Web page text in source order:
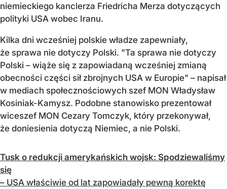
niemieckiego kanclerza Friedricha Merza dotyczących
polityki USA wobec Iranu.
Kilka dni wcześniej polskie władze zapewniały,
że sprawa nie dotyczy Polski. "Ta sprawa nie dotyczy
Polski – wiąże się z zapowiadaną wcześniej zmianą
obecności części sił zbrojnych USA w Europie" – napisał
w mediach społecznościowych szef MON Władysław
Kosiniak-Kamysz. Podobne stanowisko prezentował
wiceszef MON Cezary Tomczyk, który przekonywał,
że doniesienia dotyczą Niemiec, a nie Polski.
Tusk o redukcji amerykańskich wojsk: Spodziewaliśmy
się
– USA właściwie od lat zapowiadały pewną korektę